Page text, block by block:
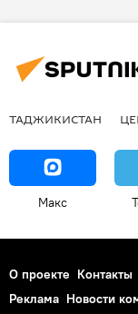
ТАДЖИКИСТАН
Макс
О проекте Контакты
Реклама Новости